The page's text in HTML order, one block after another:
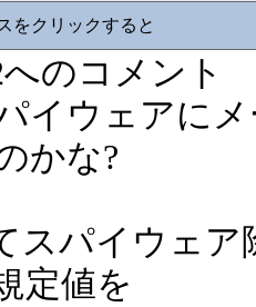
をクリックすると
のコメント
イウェアに
かな?
スパイウェ
定値を